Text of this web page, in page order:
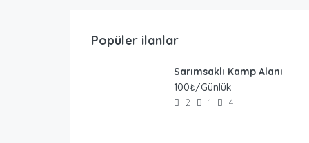
Popüler ilanlar
Sarımsaklı Kamp Alanı
100₺/Günlük
2 1 4